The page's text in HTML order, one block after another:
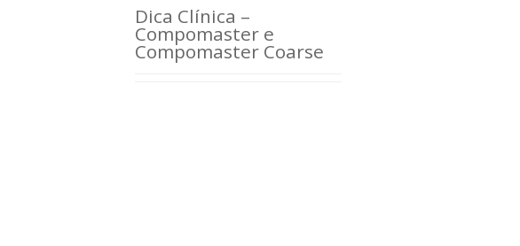
Dica Clínica –
Compomaster e
Compomaster Coarse